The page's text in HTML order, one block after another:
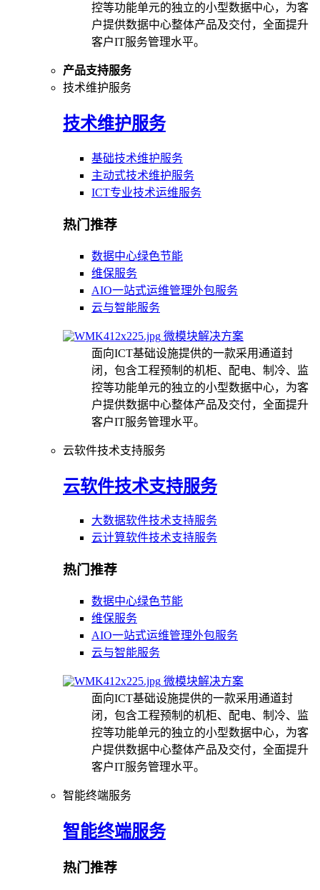
控等功能单元的独立的小型数据中心，为客
户提供数据中心整体产品及交付，全面提升
客户IT服务管理水平。
产品支持服务
技术维护服务
技术维护服务
基础技术维护服务
主动式技术维护服务
ICT专业技术运维服务
热门推荐
数据中心绿色节能
维保服务
AIO一站式运维管理外包服务
云与智能服务
微模块解决方案
面向ICT基础设施提供的一款采用通道封
闭，包含工程预制的机柜、配电、制冷、监
控等功能单元的独立的小型数据中心，为客
户提供数据中心整体产品及交付，全面提升
客户IT服务管理水平。
云软件技术支持服务
云软件技术支持服务
大数据软件技术支持服务
云计算软件技术支持服务
热门推荐
数据中心绿色节能
维保服务
AIO一站式运维管理外包服务
云与智能服务
微模块解决方案
面向ICT基础设施提供的一款采用通道封
闭，包含工程预制的机柜、配电、制冷、监
控等功能单元的独立的小型数据中心，为客
户提供数据中心整体产品及交付，全面提升
客户IT服务管理水平。
智能终端服务
智能终端服务
热门推荐